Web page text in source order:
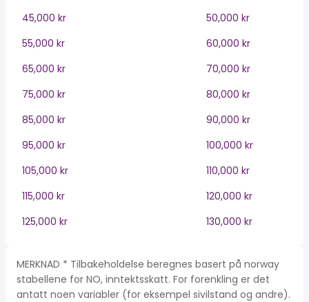
45,000 kr
50,000 kr
55,000 kr
60,000 kr
65,000 kr
70,000 kr
75,000 kr
80,000 kr
85,000 kr
90,000 kr
95,000 kr
100,000 kr
105,000 kr
110,000 kr
115,000 kr
120,000 kr
125,000 kr
130,000 kr
MERKNAD * Tilbakeholdelse beregnes basert på norway
stabellene for NO, inntektsskatt. For forenkling er det
antatt noen variabler (for eksempel sivilstand og andre).